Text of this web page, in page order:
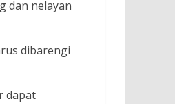
dan nelayan
dibarengi
dapat